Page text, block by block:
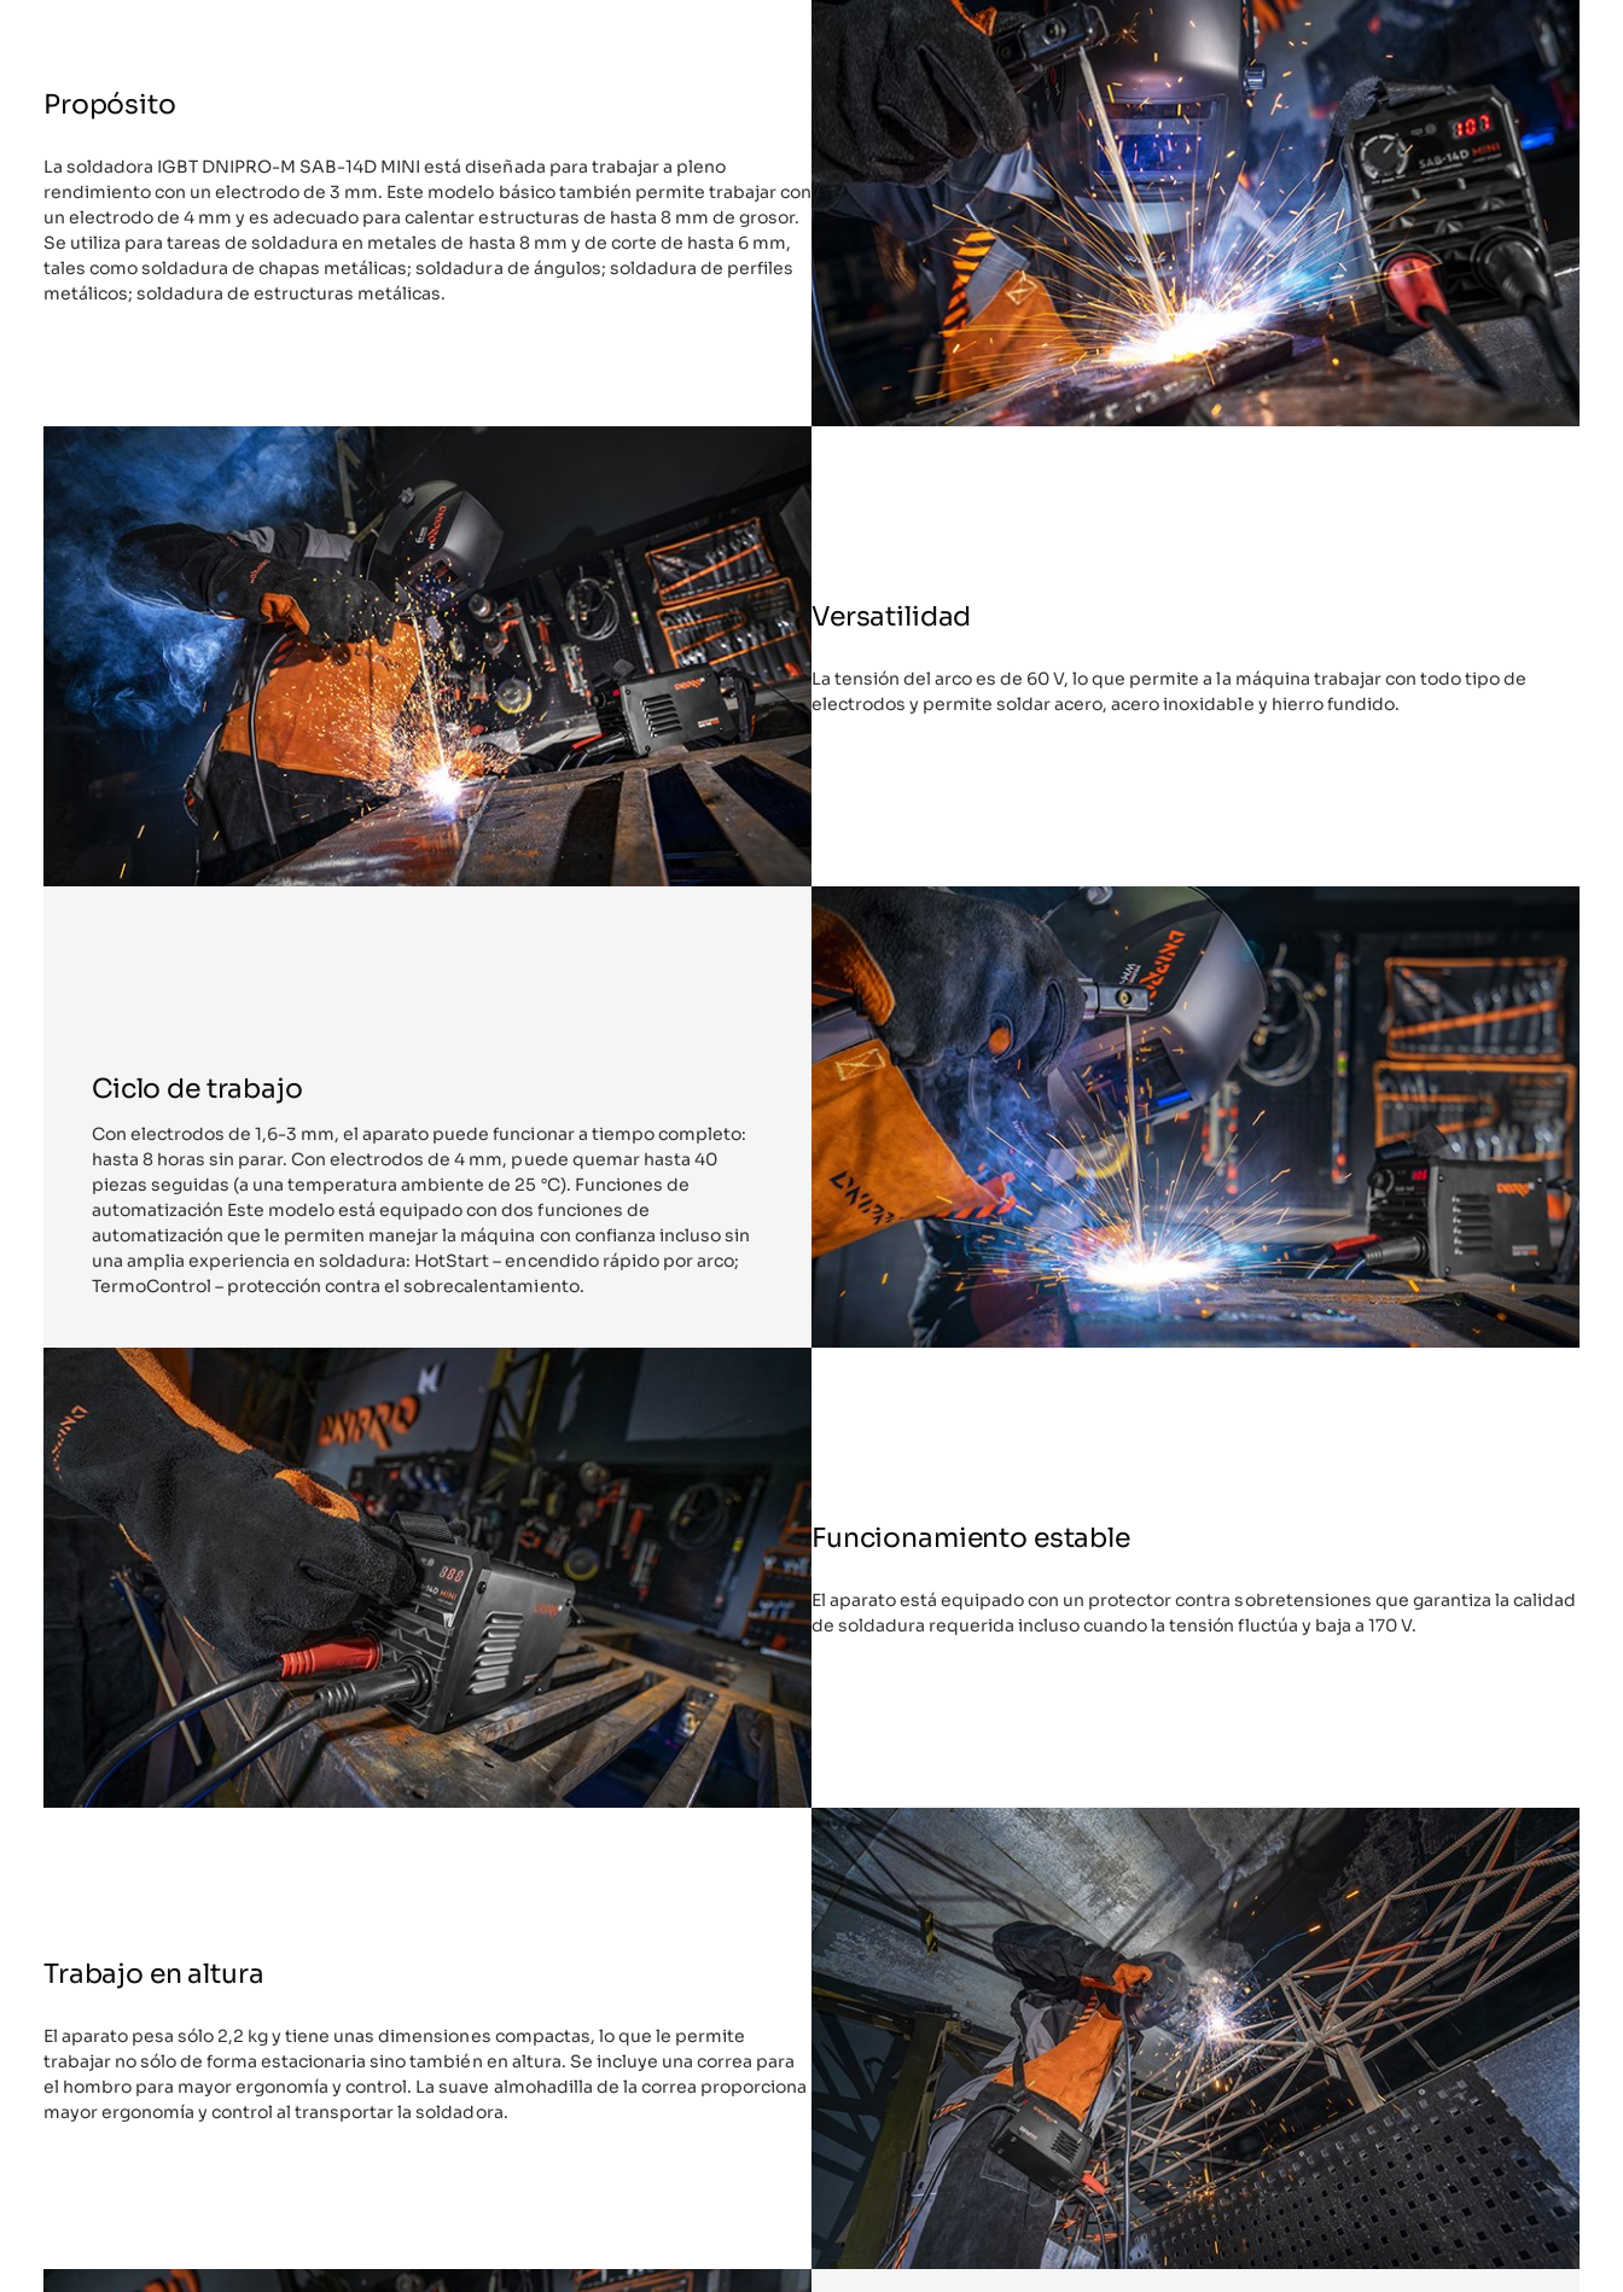
Propósito
La soldadora IGBT DNIPRO-M SAB-14D MINI está diseñada para trabajar a pleno
rendimiento con un electrodo de 3 mm. Este modelo básico también permite trabajar con
un electrodo de 4 mm y es adecuado para calentar estructuras de hasta 8 mm de grosor.
Se utiliza para tareas de soldadura en metales de hasta 8 mm y de corte de hasta 6 mm,
tales como soldadura de chapas metálicas; soldadura de ángulos; soldadura de perfiles
metálicos; soldadura de estructuras metálicas.
Versatilidad
La tensión del arco es de 60 V, lo que permite a la máquina trabajar con todo tipo de
electrodos y permite soldar acero, acero inoxidable y hierro fundido.
Ciclo de trabajo
Con electrodos de 1,6-3 mm, el aparato puede funcionar a tiempo completo:
hasta 8 horas sin parar. Con electrodos de 4 mm, puede quemar hasta 40
piezas seguidas (a una temperatura ambiente de 25 °C). Funciones de
automatización Este modelo está equipado con dos funciones de
automatización que le permiten manejar la máquina con confianza incluso sin
una amplia experiencia en soldadura: HotStart – encendido rápido por arco;
TermoControl – protección contra el sobrecalentamiento.
Funcionamiento estable
El aparato está equipado con un protector contra sobretensiones que garantiza la calidad
de soldadura requerida incluso cuando la tensión fluctúa y baja a 170 V.
Trabajo en altura
El aparato pesa sólo 2,2 kg y tiene unas dimensiones compactas, lo que le permite
trabajar no sólo de forma estacionaria sino también en altura. Se incluye una correa para
el hombro para mayor ergonomía y control. La suave almohadilla de la correa proporciona
mayor ergonomía y control al transportar la soldadora.